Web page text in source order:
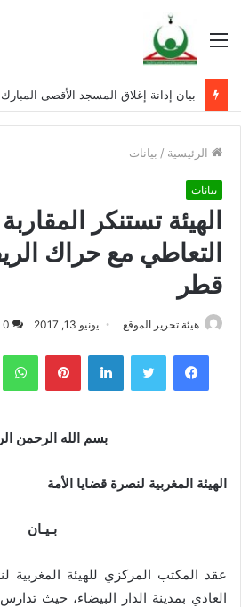
القائمة
بيان إدانة إغلاق المسجد الأقصى المبارك
الرئيسية / بيانات
بيانات
الهيئة تستنكر
التعاطي مع حراك
قطر
هيئة تحرير الموقع يونيو 13, 2017 0
فيسبوك تويتر لينكدإن بينتيريست
بسم الله الرحمن
الهيئة المغربية لنصرة قضايا الأمة
بـيـان
عقد المكتب المركزي للهيئة المغربية
العادي بمدينة الدار البيضاء، حيث